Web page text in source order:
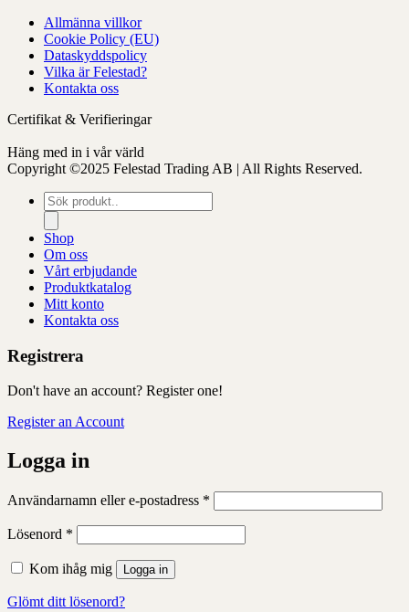
produktensAllmänna villkor
Cookie Policy (EU)
Dataskyddspolicy
Vilka är Felestad?
Kontakta oss
Certifikat & Verifieringar
Häng med in i vår värld
Copyright ©2025 Felestad Trading AB | All Rights Reserved.
Produktsökning
Shop
Om oss
Vårt erbjudande
Produktkatalog
Mitt konto
Kontakta oss
Registrera
Don't have an account? Register one!
Register an Account
Logga in
Användarnamn eller e-postadress *
Lösenord *
Kom ihåg mig Logga in
Glömt ditt lösenord?